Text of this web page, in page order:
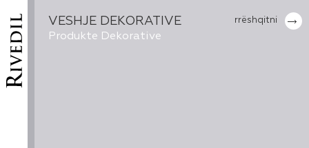
VESHJE DEKORATIVE
Produkte Dekorative
rrëshqitni